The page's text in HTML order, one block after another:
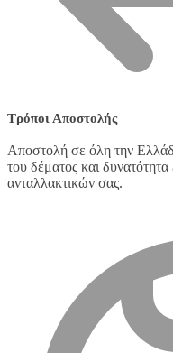
Τρόποι Αποστολής
Αποστολή σε όλη την
του δέματος και
ανταλλακτικών σας.